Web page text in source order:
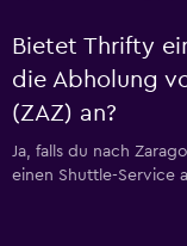
Bietet Thrifty
die Abholung
(ZAZ) an?
Ja, falls du nach
einen Shuttle-Service